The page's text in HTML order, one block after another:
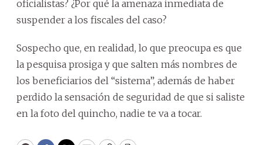
oficialistas? ¿Por qué la amenaza inmediata de
suspender a los fiscales del caso?
Sospecho que, en realidad, lo que preocupa es que
la pesquisa prosiga y que salten más nombres de
los beneficiarios del “sistema”, además de haber
perdido la sensación de seguridad de que si saliste
en la foto del quincho, nadie te va a tocar.